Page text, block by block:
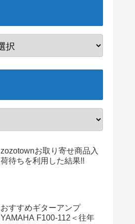
zozotownお取り寄せ商品入
荷待ちを利用した結果!!
おすすめギターアンプ
YAMAHA F100-112＜往年